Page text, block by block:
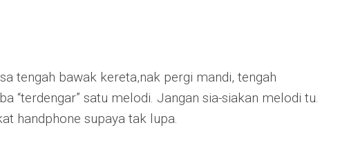
tengah bawak kereta,nak pergi mandi, tengah
“terdengar” satu melodi. Jangan sia-siakan melodi tu.
handphone supaya tak lupa.